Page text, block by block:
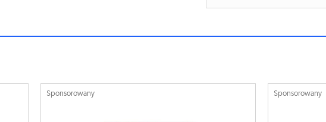
Sponsorowany Sponsorowany